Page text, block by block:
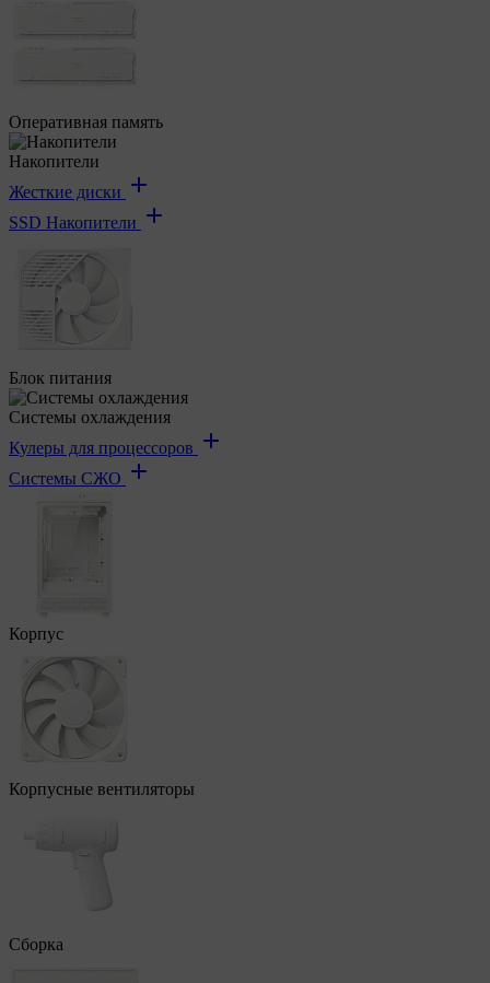
Оперативная память
Накопители
Жесткие диски
SSD Накопители
Блок питания
Системы охлаждения
Кулеры для процессоров
Системы СЖО
Корпус
Корпусные вентиляторы
Сборка